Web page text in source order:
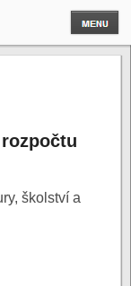
školství a